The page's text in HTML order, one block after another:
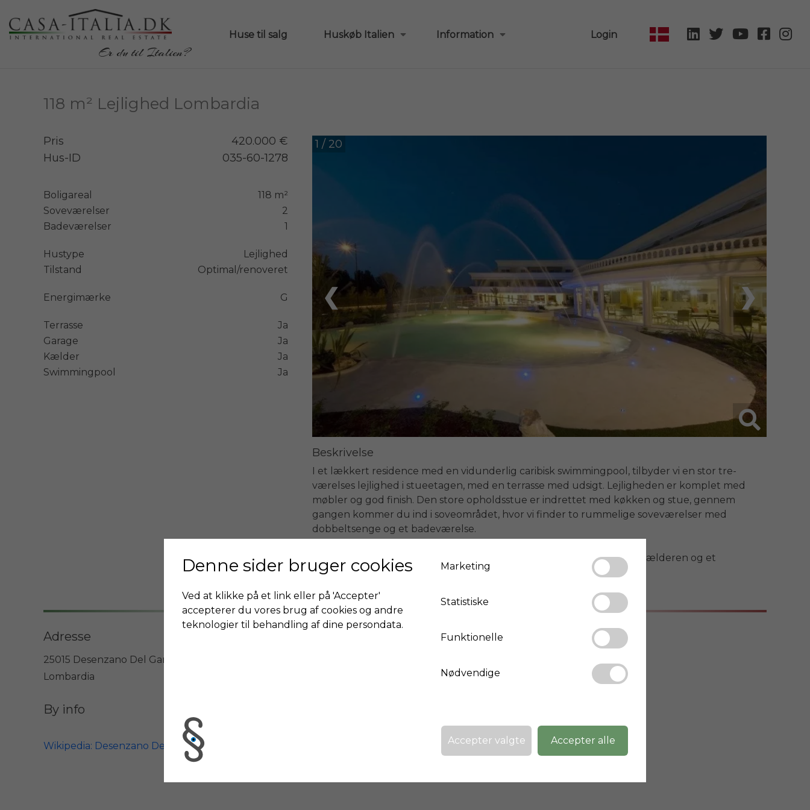
Er du til Italien?
Huse til salg Huskøb Italien Information Login
118 m² Lejlighed Lombardia
1 / 20
❮ ❯
Beskrivelse
I et lækkert residence med en vidunderlig caribisk swimmingpool, tilbyder vi en stor tre-
værelses lejlighed i stueetagen, med en terrasse med udsigt. Lejligheden er komplet med
møbler og god finish. Den store opholdsstue er indrettet med køkken og stue, gennem
gangen kommer du ind i soveområdet, hvor vi finder to rummelige soveværelser med
dobbeltsenge og et badeværelse.
Ejendommen har en overdækket parkeringsplads og et vaskerum i kælderen og et
cykelskur. Aircondition og opvarmning med varmepumpe.
Pris
420.000 €
Hus-ID
035-60-1278
Boligareal
118 m²
Soveværelser
2
Badeværelser
1
Hustype
Lejlighed
Tilstand
Optimal/renoveret
Energimærke G
Terrasse
Ja
Garage
Ja
Kælder
Ja
Swimmingpool
Ja
Adresse
25015 Desenzano Del Garda
Lombardia
By info
Wikipedia: Desenzano Del Garda
Denne sider bruger cookies
Ved at klikke på et link eller på 'Accepter'
accepterer du vores brug af cookies og andre
teknologier til behandling af dine persondata.
Marketing
Statistiske
Funktionelle
Nødvendige
Accepter valgte Accepter alle